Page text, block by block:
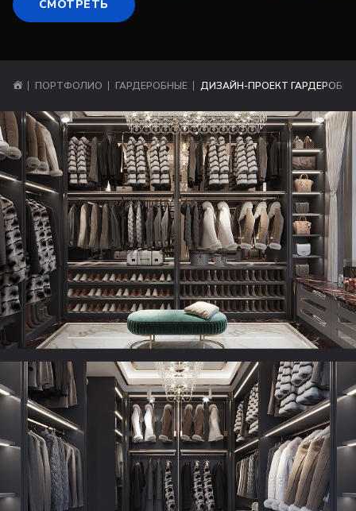
СМОТРЕТЬ
ПОРТФОЛИО ГАРДЕРОБНЫЕ ДИЗАЙН-ПРОЕКТ